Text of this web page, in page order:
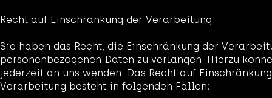
Recht auf Einschränkung der Verarbeitung
Sie haben das Recht, die Einschränkung der
personenbezogenen Daten zu verlangen. Hierzu
jederzeit an uns wenden. Das Recht auf
Verarbeitung besteht in folgenden Fällen: